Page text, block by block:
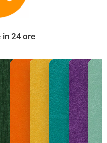
in 24 ore